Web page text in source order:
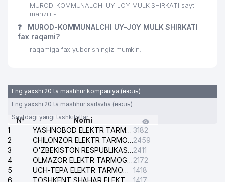
MUROD-KOMMUNALCHI UY-JOY MULK SHIRKATI sayti
manzili -
❓
MUROD-KOMMUNALCHI UY-JOY MULK SHIRKATI
fax raqami?
raqamiga fax yuborishingiz mumkin.
Eng yaxshi 20 ta mashhur kompaniya (июль)
Eng yaxshi 20 ta mashhur sarlavha (июль)
Saytdagi yangi tashkilotlar
№
Nomi
1
YASHNOBOD ELEKTR TARMOG'I NOSOZLIKLARI XIZMATI 3182
2
CHILONZOR ELEKTR TARMOG'I NOSOZLIK XIZMATI2459
3
O'ZBEKISTON RESPUBLIKASI BOSH PROKURATURASI ISHONCH TELEFONI2411
4
OLMAZOR ELEKTR TARMOG'I NOSOZLIKLARI XIZMATI2172
5
UCH-TEPA ELEKTR TARMOG'I NOSOZLIKLARI XIZMATI 1418
6
TOSHKENT SHAHAR ELEKTR TARMOQLARI KORXONASI AJ 1417